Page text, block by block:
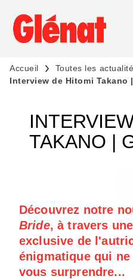
MENU RECHERCHE
PIED DE PAGE
Accueil
Toutes les
Interview de Hitomi Takano
TAKANO |
Découvrez notre
Bride, à travers
exclusive de
énigmatique qui ne
vous surprendre...